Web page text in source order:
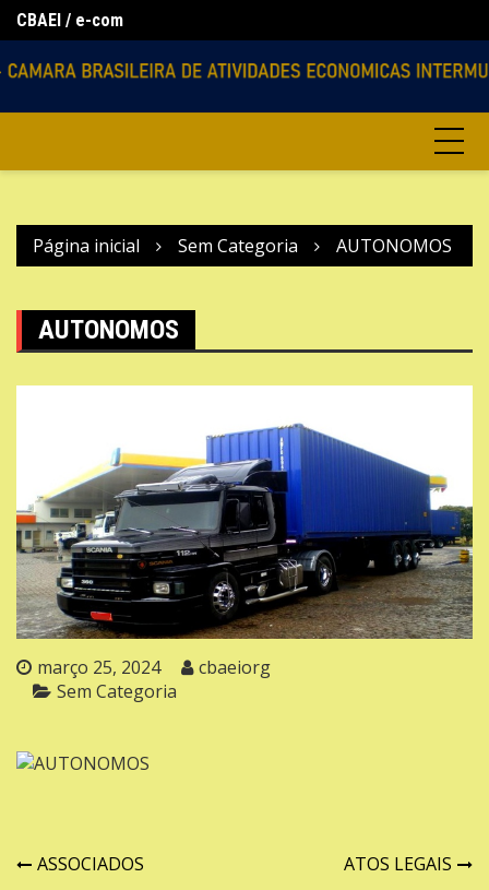
para
o
conteúdo
CBAEI / e-com
Agencias Virtuais
Página inicial Sem Categoria AUTONOMOS
AUTONOMOS
março 25, 2024
cbaeiorg
Sem Categoria
Navegação
ASSOCIADOS ATOS LEGAIS